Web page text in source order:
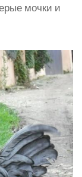
мочки и